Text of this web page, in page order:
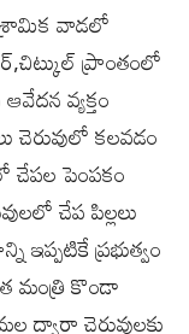
వాడలో
ప్రాంతంలో
వ్యక్తం
చెరువులో కలవడం
చేపల పెంపకం
చేప పిల్లలు
ప్రభుత్వం
మంత్రి కొండా
ద్వారా చెరువులకు